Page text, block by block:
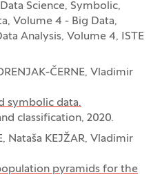
Science, Symbolic,
Volume 4 - Big Data,
Analysis, Volume 4, ISTE
ČERNE, Vladimir
symbolic data.
classification, 2020.
Nataša KEJŽAR, Vladimir
pyramids for the